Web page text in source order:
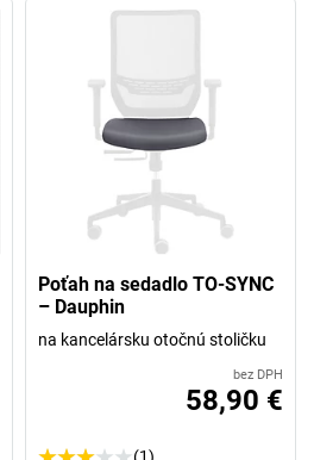
Poťah na sedadlo TO-SYNC
– Dauphin
na kancelársku otočnú stoličku
bez DPH
58,90 €
(1)